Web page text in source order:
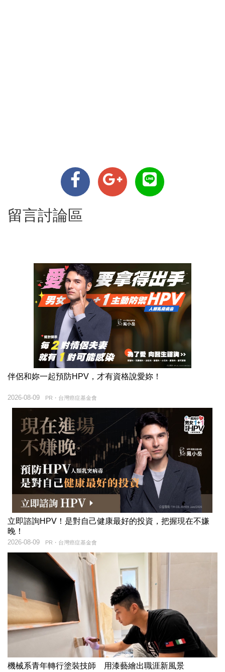
留言討論區
伴侶和妳一起預防HPV，才有資格說愛妳！
PR・台灣癌症基金會
2026-08-09
立即諮詢HPV！是對自己健康最好的投資，把握現在不嫌
晚！
PR・台灣癌症基金會
2026-08-09
機械系青年轉行塗裝技師 用漆藝繪出職涯新風景